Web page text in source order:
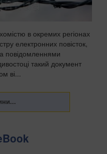
в окремих регіонах
електронних повісток,
повідомленнями
такий документ
ві...